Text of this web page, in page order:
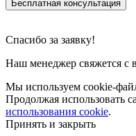
Cпасибо за заявку!
Наш менеджер свяжется с
Мы используем cookie-
Продолжая использовать
использования cookie.
Принять и закрыть